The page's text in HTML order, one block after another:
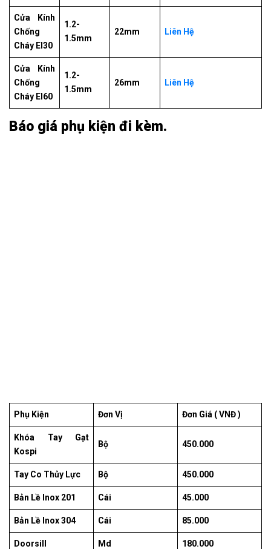
Cửa Kính
Chống
Cháy EI30
1.2-
1.5mm
22mm Liên Hệ
Cửa Kính
Chống
Cháy EI60
1.2-
1.5mm
26mm Liên Hệ
Báo giá phụ kiện đi kèm.
Phụ Kiện Đơn Vị Đơn Giá ( VNĐ )
Khóa Tay Gạt
Kospi
Bộ 450.000
Tay Co Thủy Lực Bộ 450.000
Bản Lề Inox 201 Cái 45.000
Bản Lề Inox 304 Cái 85.000
Doorsill Md 180.000